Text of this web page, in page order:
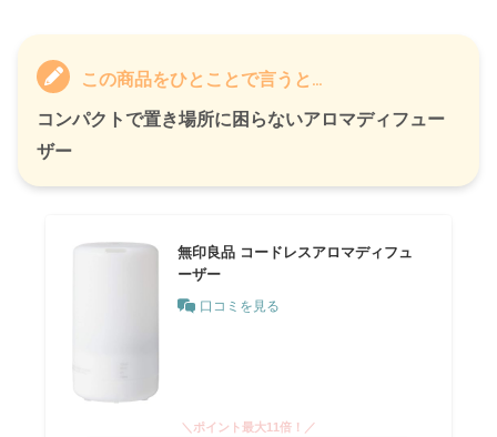
この商品をひとことで言うと…
コンパクトで置き場所に困らないアロマディフュー
ザー
無印良品 コードレスアロマディフュ
ーザー
口コミを見る
＼ポイント最大11倍！／